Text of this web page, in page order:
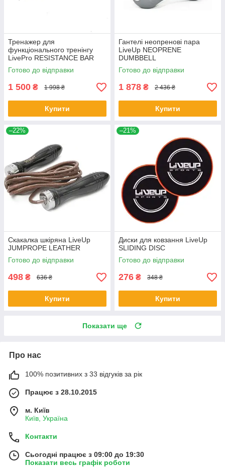
Тренажер для
функціонального тренінгу
LivePro RESISTANCE BAR
SET
Готово до відправки
1 500 ₴ 1 998 ₴
Купити
Гантелі неопренові пара
LiveUp NEOPRENE
DUMBBELL
Готово до відправки
1 878 ₴ 2 436 ₴
Купити
–22%
Скакалка шкіряна LiveUp
JUMPROPE LEATHER
Готово до відправки
498 ₴ 636 ₴
Купити
–21%
Диски для ковзання LiveUp
SLIDING DISC
Готово до відправки
276 ₴ 348 ₴
Купити
Показати ще
Про нас
100% позитивних з 33 відгуків за рік
Працює з 28.10.2015
м. Київ
Київ, Україна
Контакти
Сьогодні працює з 09:00 до 19:30
Показати весь графік роботи